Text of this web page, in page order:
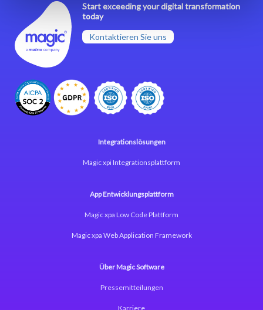
Start exceeding your digital transformation
today
Kontaktieren Sie uns
Integrationslösungen
Magic xpi Integrationsplattform
App Entwicklungsplattform
Magic xpa Low Code Plattform
Magic xpa Web Application Framework
Über Magic Software
Pressemitteilungen
Karriere